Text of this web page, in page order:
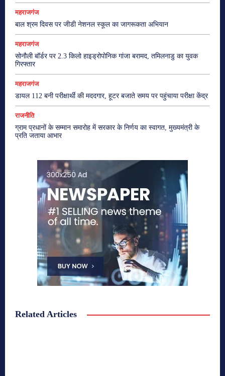
महराजगंज
बाल श्रम दिवस पर जीडी नेशनल स्कूल का जागरूकता अभियान
महराजगंज
सोनौली बॉर्डर पर 2.3 किलो हाइड्रोपोनिक गांजा बरामद, तमिलनाडु का युवक
गिरफ्तार
महराजगंज
डायल 112 बनी परीक्षार्थी की मददगार, हूटर बजाते समय पर पहुंचाया परीक्षा केंद्र
राजनीति
ग्राम प्रधानों के सम्मान समारोह में सरकार के निर्णय का स्वागत, मुख्यमंत्री के
प्रति जताया आभार
Related Articles